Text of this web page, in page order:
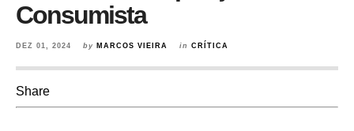
Consumista
DEZ 01, 2024 by MARCOS VIEIRA in CRÍTICA
Share